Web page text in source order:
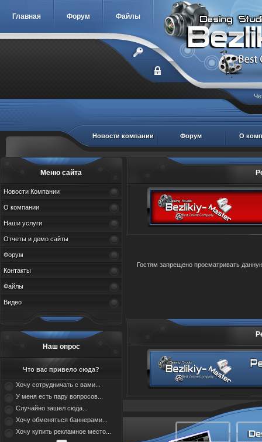
Главная Форум Файлы
Новости компании Форум О
Меню сайта
Новости Компании
О компании
Наши услуги
Отчеты и демо сайты
Форум
Контакты
Файлы
Видео
Наш опрос
Что вас привело сюда?
Хочу сотрудничать с вами...
У меня есть пару вопросов...
Случайно зашел сюда...
Хочу обменяться баннерами...
Хочу купить рекламное место...
Гостям запрещено просматривать